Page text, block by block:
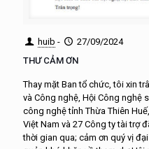
huib -
27/09/2024
THƯ CẢM ƠN
Thay mặt Ban tổ chức, tôi xin
và Công nghệ, Hội Công nghệ
công nghệ tỉnh Thừa Thiên
Việt Nam và 27 Công ty tài trợ
thời gian qua; cảm ơn quý vị